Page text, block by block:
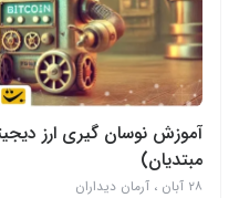
آموزش نوسان گیری ارز
مبتدیان)
۲۸ آبان ، آرمان دیداران